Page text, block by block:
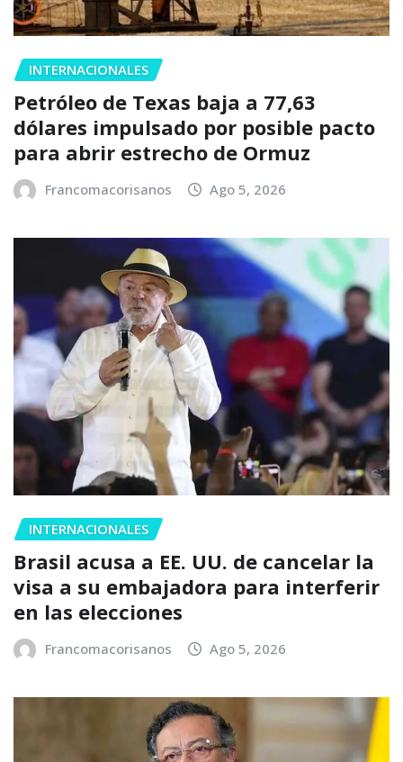
INTERNACIONALES
Petróleo de Texas baja a 77,63
dólares impulsado por posible pacto
para abrir estrecho de Ormuz
Francomacorisanos Ago 5, 2026
INTERNACIONALES
Brasil acusa a EE. UU. de cancelar la
visa a su embajadora para interferir
en las elecciones
Francomacorisanos Ago 5, 2026